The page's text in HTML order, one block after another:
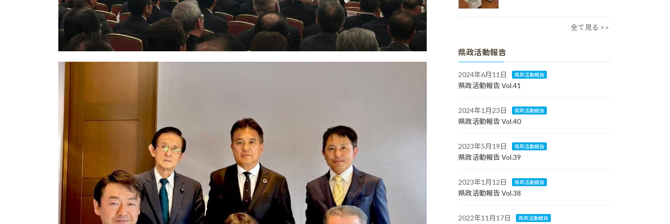
全て見る >>
県政活動報告
2024年6月11日 県政活動報告
県政活動報告 Vol.41
2024年1月23日 県政活動報告
県政活動報告 Vol.40
2023年5月19日 県政活動報告
県政活動報告 Vol.39
2023年1月12日 県政活動報告
県政活動報告 Vol.38
2022年11月17日 県政活動報告